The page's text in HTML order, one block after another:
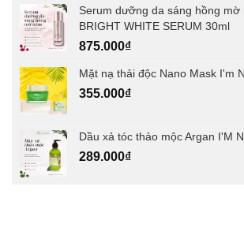
Serum dưỡng da sáng hồng mờ
BRIGHT WHITE SERUM 30ml
875.000₫
Mặt nạ thải độc Nano Mask I'm
355.000₫
Dầu xả tóc thảo mộc Argan I'M
289.000₫